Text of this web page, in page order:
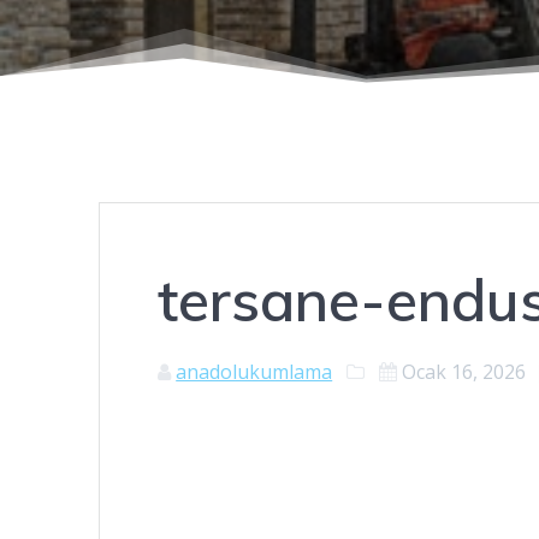
tersane-
anadolukumlama Ocak 16, 2026